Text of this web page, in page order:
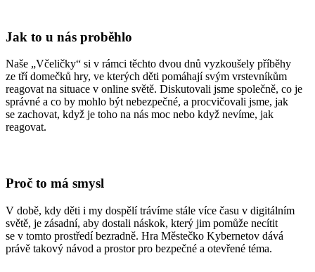
Jak to u nás proběhlo
Naše „Včeličky“ si v rámci těchto dvou dnů vyzkoušely příběhy
ze tří domečků hry, ve kterých děti pomáhají svým vrstevníkům
reagovat na situace v online světě. Diskutovali jsme společně, co je
správné a co by mohlo být nebezpečné, a procvičovali jsme, jak
se zachovat, když je toho na nás moc nebo když nevíme, jak
reagovat.
Proč to má smysl
V době, kdy děti i my dospělí trávíme stále více času v digitálním
světě, je zásadní, aby dostali náskok, který jim pomůže necítit
se v tomto prostředí bezradně. Hra Městečko Kybernetov dává
právě takový návod a prostor pro bezpečné a otevřené téma.